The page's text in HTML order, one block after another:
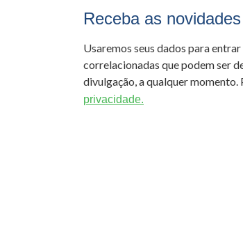
Receba as
Usaremos seus dados para
correlacionadas que podem ser
divulgação, a qualquer momento.
privacidade.